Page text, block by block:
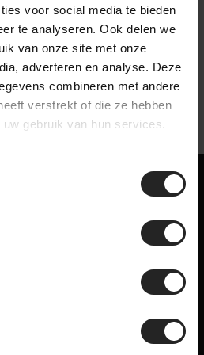
voor social media te bieden
te analyseren. Ook delen we
van onze site met onze
adverteren en analyse. Deze
combineren met andere
verstrekt of die ze hebben
gebruik van hun services.
bedrijfsvideo
voor jou!